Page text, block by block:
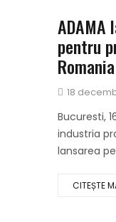
pentru
Romania
Publicat
18
Bucuresti,
industria
lansarea
CITEȘTE